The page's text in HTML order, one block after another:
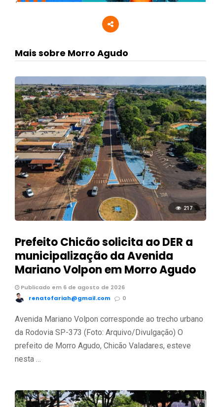
Mais sobre Morro Agudo
217
Prefeito Chicão solicita ao DER a
municipalização da Avenida
Mariano Volpon em Morro Agudo
Publicado em 6 de agosto de 2026
renatofariah@gmail.com
0
Avenida Mariano Volpon corresponde ao trecho urbano
da Rodovia SP-373 (Foto: Arquivo/Divulgação) O
prefeito de Morro Agudo, Chicão Valadares, esteve
nesta …